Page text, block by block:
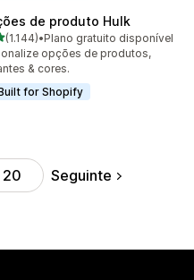
de produto Hulk
5 estrelas
(1.144)
total de avaliações
•Plano gratuito disponível
opções de produtos,
& cores.
for Shopify
20 Seguinte